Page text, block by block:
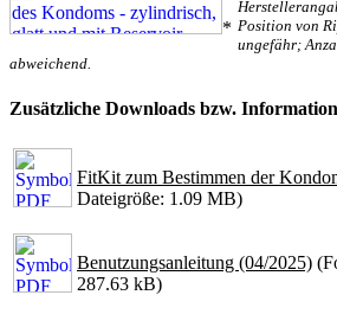
* Position von
ungefähr;
abweichend.
Zusätzliche Downloads bzw.
FitKit zum Bestimmen der
Dateigröße: 1.09 MB)
Benutzungsanleitung (04/2025)
287.63 kB)